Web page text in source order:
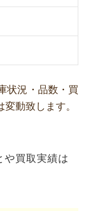
状況・品数・買
動致します。
や買取実績は